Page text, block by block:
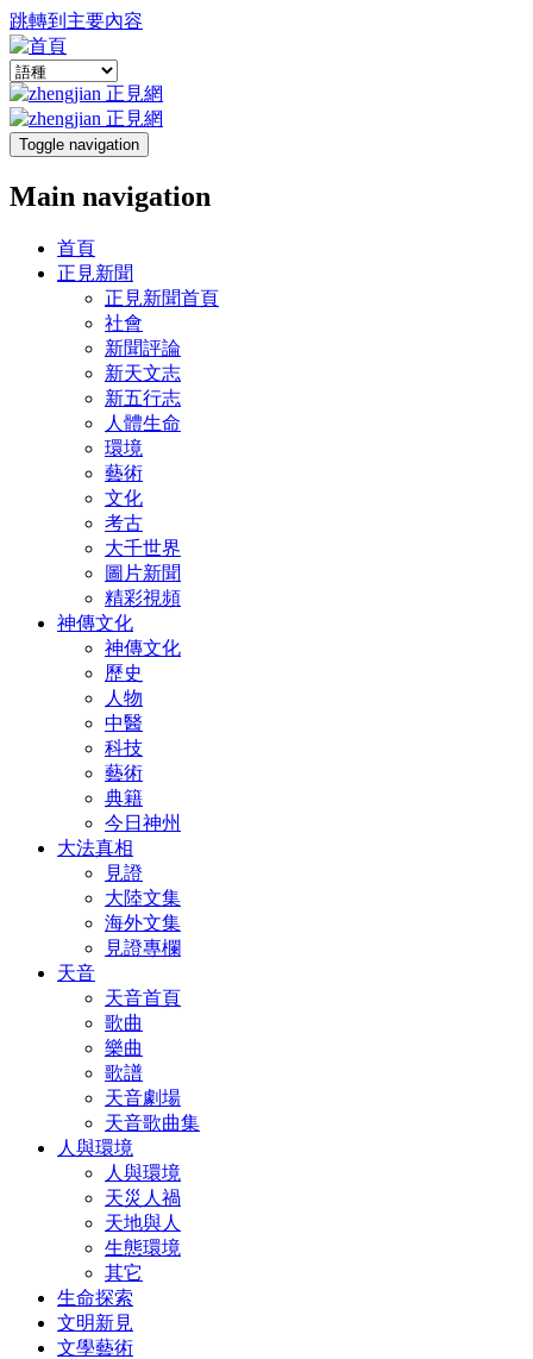
跳轉到主要內容
Toggle navigation
Main navigation
首頁
正見新聞
正見新聞首頁
社會
新聞評論
新天文志
新五行志
人體生命
環境
藝術
文化
考古
大千世界
圖片新聞
精彩視頻
神傳文化
神傳文化
歷史
人物
中醫
科技
藝術
典籍
今日神州
大法真相
見證
大陸文集
海外文集
見證專欄
天音
天音首頁
歌曲
樂曲
歌譜
天音劇場
天音歌曲集
人與環境
人與環境
天災人禍
天地與人
生態環境
其它
生命探索
文明新見
文學藝術